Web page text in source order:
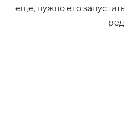
еще, нужно его